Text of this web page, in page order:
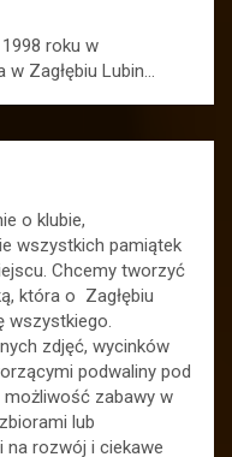
roku w
w Zagłębiu Lubin…
o klubie,
wszystkich pamiątek
Chcemy tworzyć
która o Zagłębiu
wszystkiego.
zdjęć, wycinków
podwaliny pod
możliwość zabawy w
lub
rozwój i ciekawe